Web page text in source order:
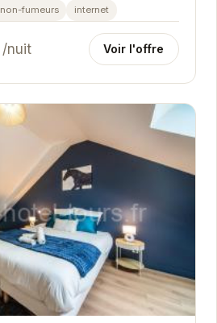
paisible et ses chambres...
fumeurs internet
/nuit Voir l'offre